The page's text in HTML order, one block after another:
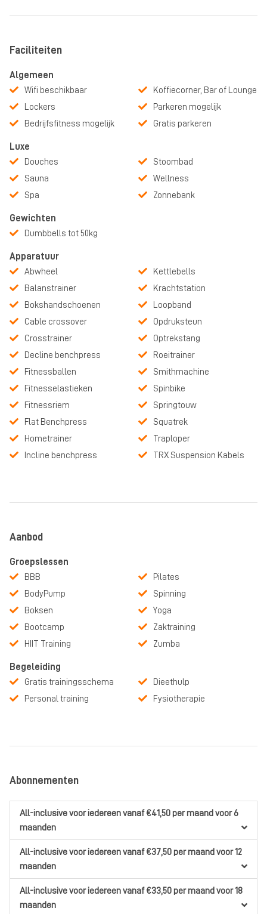
Faciliteiten
Algemeen
Wifi beschikbaar
Lockers
Bedrijfsfitness mogelijk
Koffiecorner, Bar of Lounge
Parkeren mogelijk
Gratis parkeren
Luxe
Douches
Sauna
Spa
Stoombad
Wellness
Zonnebank
Gewichten
Dumbbells tot 50kg
Apparatuur
Abwheel
Balanstrainer
Bokshandschoenen
Cable crossover
Crosstrainer
Decline benchpress
Fitnessballen
Fitnesselastieken
Fitnessriem
Flat Benchpress
Hometrainer
Incline benchpress
Kettlebells
Krachtstation
Loopband
Opdruksteun
Optrekstang
Roeitrainer
Smithmachine
Spinbike
Springtouw
Squatrek
Traploper
TRX Suspension Kabels
Aanbod
Groepslessen
BBB
BodyPump
Boksen
Bootcamp
HIIT Training
Pilates
Spinning
Yoga
Zaktraining
Zumba
Begeleiding
Gratis trainingsschema
Personal training
Dieethulp
Fysiotherapie
Abonnementen
All-inclusivevoor iedereenvanaf €41,50per maand voor 6
maanden
All-inclusivevoor iedereenvanaf €37,50per maand voor 12
maanden
All-inclusivevoor iedereenvanaf €33,50per maand voor 18
maanden